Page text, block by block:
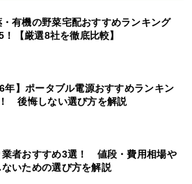
有機の野菜宅配おすすめランキング
！【厳選8社を徹底比較】
年】ポータブル電源おすすめランキン
後悔しない選び方を解説
業者おすすめ3選！ 値段・費用相場や
いための選び方を解説